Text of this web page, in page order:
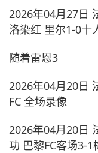
2026年04月27日
洛染红 里尔1-0十
随着雷恩3
2026年04月20日
FC 全场录像
2026年04月20日
功 巴黎FC客场3-1